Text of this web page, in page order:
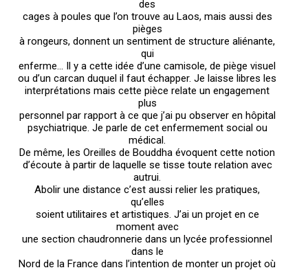
des
cages à poules que l’on trouve au Laos, mais aussi des
pièges
à rongeurs, donnent un sentiment de structure aliénante,
qui
enferme... Il y a cette idée d’une camisole, de piège visuel
ou d’un carcan duquel il faut échapper. Je laisse libres les
interprétations mais cette pièce relate un engagement
plus
personnel par rapport à ce que j’ai pu observer en hôpital
psychiatrique. Je parle de cet enfermement social ou
médical.
De même, les Oreilles de Bouddha évoquent cette notion
d’écoute à partir de laquelle se tisse toute relation avec
autrui.
Abolir une distance c’est aussi relier les pratiques,
qu’elles
soient utilitaires et artistiques. J’ai un projet en ce
moment avec
une section chaudronnerie dans un lycée professionnel
dans le
Nord de la France dans l’intention de monter un projet où